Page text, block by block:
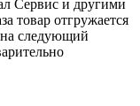
Сервис и другими
товар отгружается
следующий